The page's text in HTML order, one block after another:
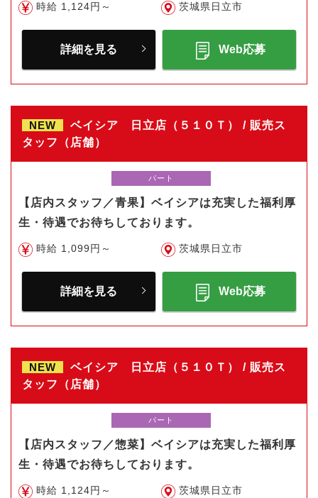
時給 1,124円～ 茨城県日立市
詳細を見る Web応募
NEW
ベイシア 日立店（５１０Ｔ） / 販売ス
タッフ（店舗）
パート
【店内スタッフ／青果】ベイシアは充実した福利厚
生・待遇でお待ちしております。
時給 1,099円～ 茨城県日立市
詳細を見る Web応募
NEW
ベイシア 日立店（５１０Ｔ） / 販売ス
タッフ（店舗）
パート
【店内スタッフ／惣菜】ベイシアは充実した福利厚
生・待遇でお待ちしております。
時給 1,124円～ 茨城県日立市